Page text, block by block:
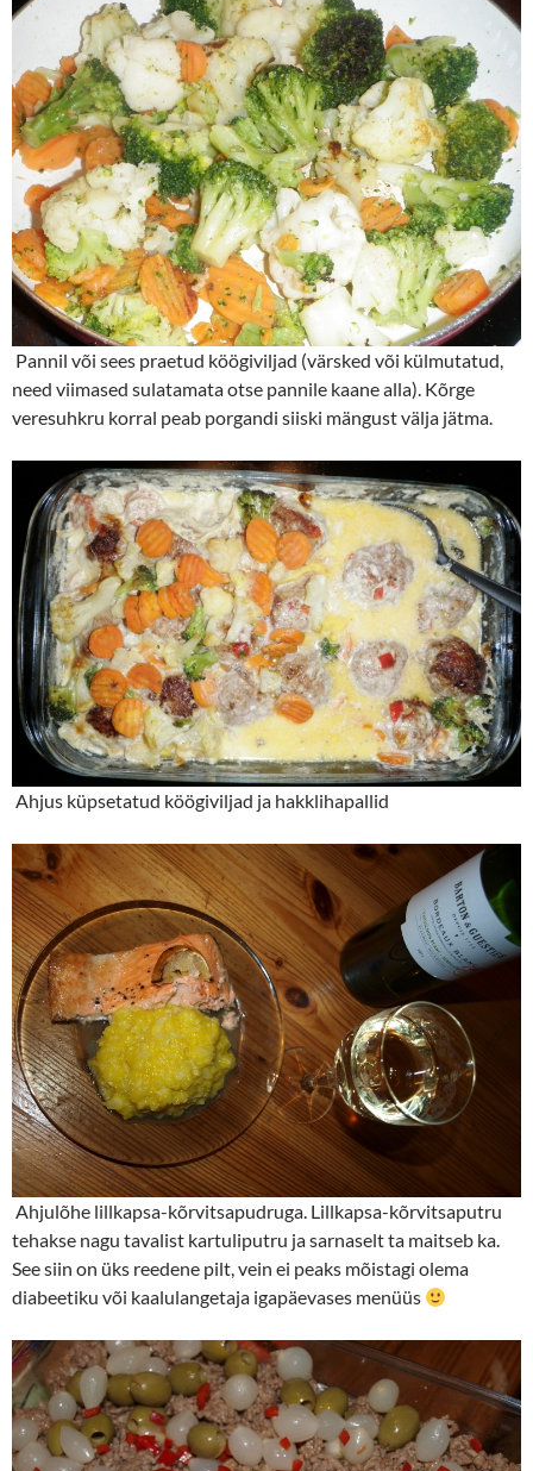
Pannil või sees praetud köögiviljad (värsked või külmutatud,
need viimased sulatamata otse pannile kaane alla). Kõrge
veresuhkru korral peab porgandi siiski mängust välja jätma.
Ahjus küpsetatud köögiviljad ja hakklihapallid
Ahjulõhe lillkapsa-kõrvitsapudruga. Lillkapsa-kõrvitsaputru
tehakse nagu tavalist kartuliputru ja sarnaselt ta maitseb ka.
See siin on üks reedene pilt, vein ei peaks mõistagi olema
diabeetiku või kaalulangetaja igapäevases menüüs